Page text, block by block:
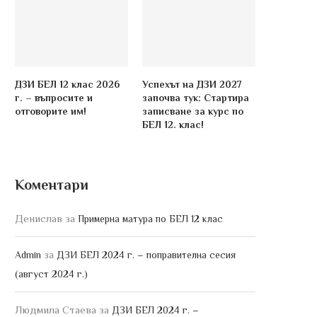
ДЗИ БЕЛ 12 клас 2026
г. – въпросите и
отговорите им!
Успехът на ДЗИ 2027
започва тук: Стартира
записване за курс по
БЕЛ 12. клас!
Коментари
Денислав за Примерна матура по БЕЛ 12 клас
Admin за ДЗИ БЕЛ 2024 г. – поправителна сесия
(август 2024 г.)
Людмила Стаева за ДЗИ БЕЛ 2024 г. –